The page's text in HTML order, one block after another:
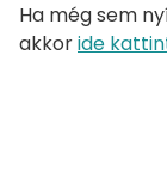
Ha még sem
akkoride